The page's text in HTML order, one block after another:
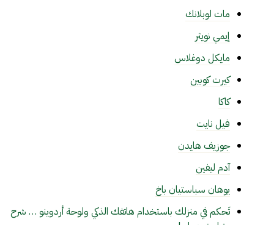
مات لوبلانك
إيمي نويثر
مايكل دوغلاس
كيرت كوبين
كاكا
فيل نايت
جوزيف هايدن
آدم ليفين
يوهان سباستيان باخ
تَحكم في منزلك باستخدام هاتفك الذكي ولوحة أردوينو … شرح